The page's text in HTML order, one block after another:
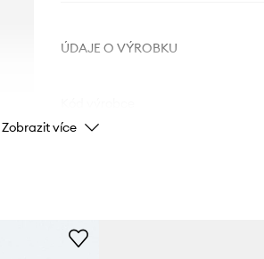
ÚDAJE O VÝROBKU
Výrobce
Zobrazit více